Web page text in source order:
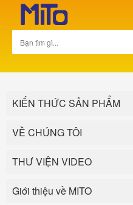
KIẾN THỨC SẢN PHẨM
VỀ CHÚNG TÔI
THƯ VIỆN VIDEO
Giới thiệu về MITO